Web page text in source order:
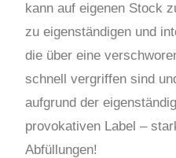
kann auf eigenen Stock
zu eigenständigen und
die über eine
schnell vergriffen sind
aufgrund der
provokativen Label –
Abfüllungen!